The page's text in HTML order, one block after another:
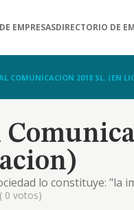
EMPRESASDIRECTORIO DE
COMUNICACION 2018 SL. (EN
lo constituye: "la
la venta al por
( 0 votos)